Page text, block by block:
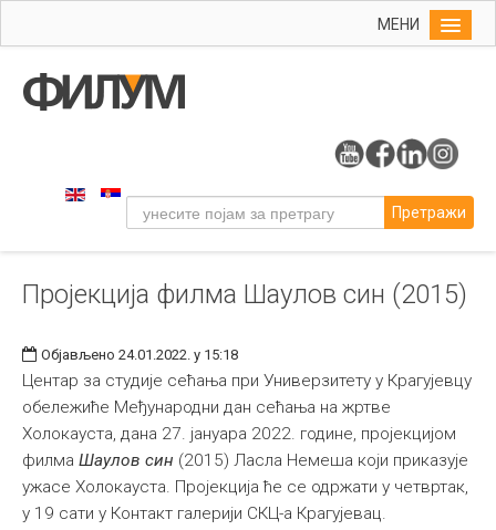
МЕНИ
Упис
Уметност
Издаваштво
Студенти
Међународна
Претражи
Пројекција филма Шаулов син (2015)
Објављено 24.01.2022. у 15:18
Центар за студије сећања при Универзитету у Крагујевцу
обележиће Међународни дан сећања на жртве
Холокауста, дана 27. јануара 2022. године, пројекцијом
филма Шаулов син (2015) Ласла Немеша који приказује
ужасе Холокауста. Пројекција ће се одржати у четвртак,
у 19 сати у Контакт галерији СКЦ-а Крагујевац.